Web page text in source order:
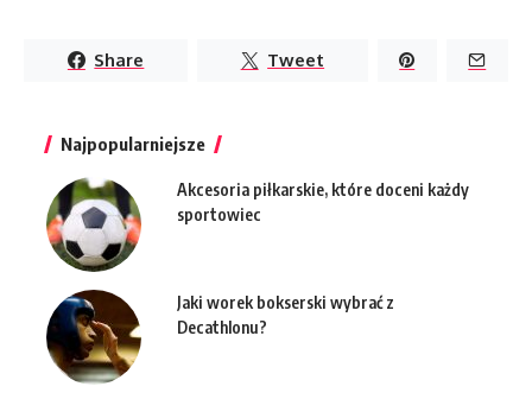
Share Tweet
Najpopularniejsze
Akcesoria piłkarskie, które doceni każdy
sportowiec
Jaki worek bokserski wybrać z
Decathlonu?